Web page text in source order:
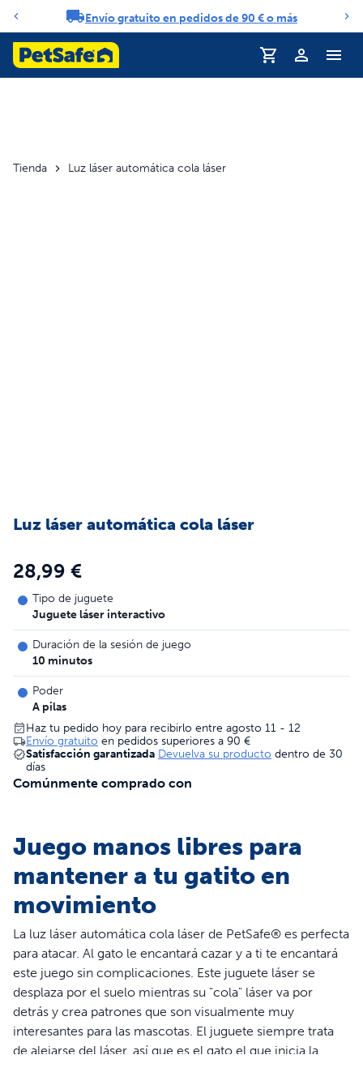
Carrusel de notificacionesEnvío gratuito en pedidos de 90 € o más
Perfil
Tienda Luz láser automática cola láser
Luz láser automática cola láser
28,99 €
Tipo de juguete
Juguete láser interactivo
Duración de la sesión de juego
10 minutos
Poder
A pilas
Haz tu pedido hoy para recibirlo entre agosto 11 - 12
Envío gratuito en pedidos superiores a 90 €
Satisfacción garantizada Devuelva su producto dentro de 30
días
Comúnmente comprado con
Juego manos libres para
mantener a tu gatito en
movimiento
La luz láser automática cola láser de PetSafe® es perfecta
para atacar. Al gato le encantará cazar y a ti te encantará
este juego sin complicaciones. Este juguete láser se
desplaza por el suelo mientras su "cola" láser va por
detrás y crea patrones que son visualmente muy
interesantes para las mascotas. El juguete siempre trata
de alejarse del láser, así que es el gato el que inicia la